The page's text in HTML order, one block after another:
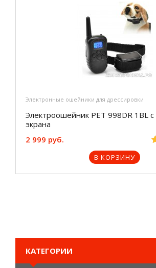
Электронные ошейники для дрессировки
Электроошейник PET 998DR 1BL с
экрана
2 999 руб.
В КОРЗИНУ
КАТЕГОРИИ